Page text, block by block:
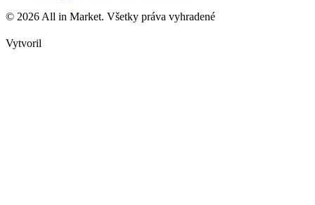
© 2026 All in Market. Všetky práva vyhradené
Vytvoril